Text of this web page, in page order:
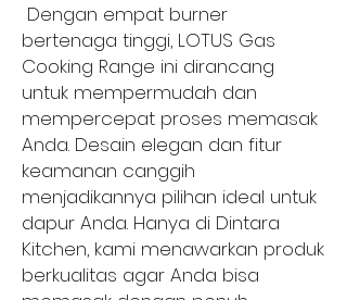
Dengan empat burner
bertenaga tinggi, LOTUS Gas
Cooking Range ini dirancang
untuk mempermudah dan
mempercepat proses memasak
Anda. Desain elegan dan fitur
keamanan canggih
menjadikannya pilihan ideal untuk
dapur Anda. Hanya di Dintara
Kitchen, kami menawarkan produk
berkualitas agar Anda bisa